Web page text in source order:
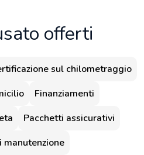
offerti
sul chilometraggio
Finanziamenti
Pacchetti assicurativi
manutenzione